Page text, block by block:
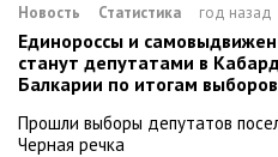
Новость Статистика год назад
Единороссы и
станут депутатами в
Балкарии по итогам
Прошли выборы депутатов
Черная речка